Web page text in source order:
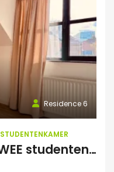
Residence 6
STUDENTENKAMER
Residence 6 – voor TWEE studenten: Exclusieve studentenduplex